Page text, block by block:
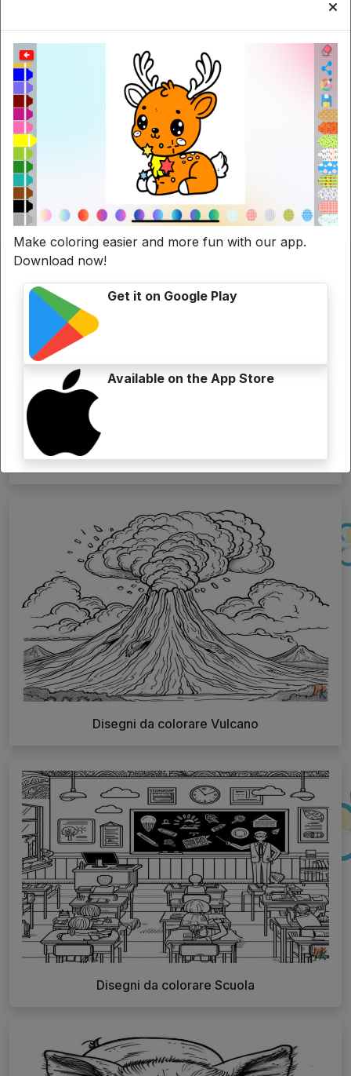
Search
Articoli Correlati
Disegni da colorare Uva
Disegni da colorare Vulcano
Disegni da colorare Scuola
Make coloring easier and more fun with our app.
Download now!
Get it on Google Play
Available on the App Store